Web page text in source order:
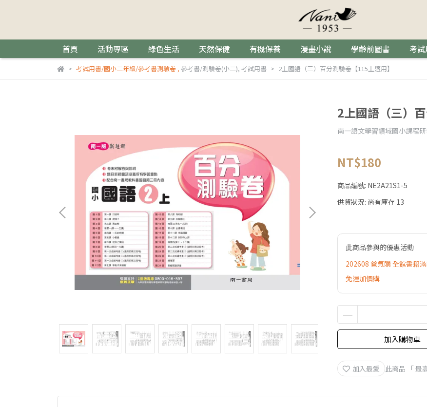
首頁 活動專區 綠色生活 天然保健 有機保養 漫畫小說 學齡前圖書 考
考試用書/國小二年級/參考書測驗卷, 參考書/測驗卷(小二), 考試用書 2上國語（三）百分測驗卷【115上適用】
2上國語（三）
南一語文學習領域國小課程
NT$180
商品編號: NE2A21S1-5
供貨狀況: 尚有庫存 13
此商品參與的優惠活動
202608 爸氣購 全館書籍
免運加價購
加入購物車
加入最愛 此商品 「 最